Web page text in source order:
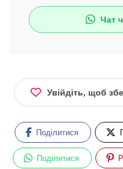
Чат
Увійдіть, щоб
Поділитися
Поділитися